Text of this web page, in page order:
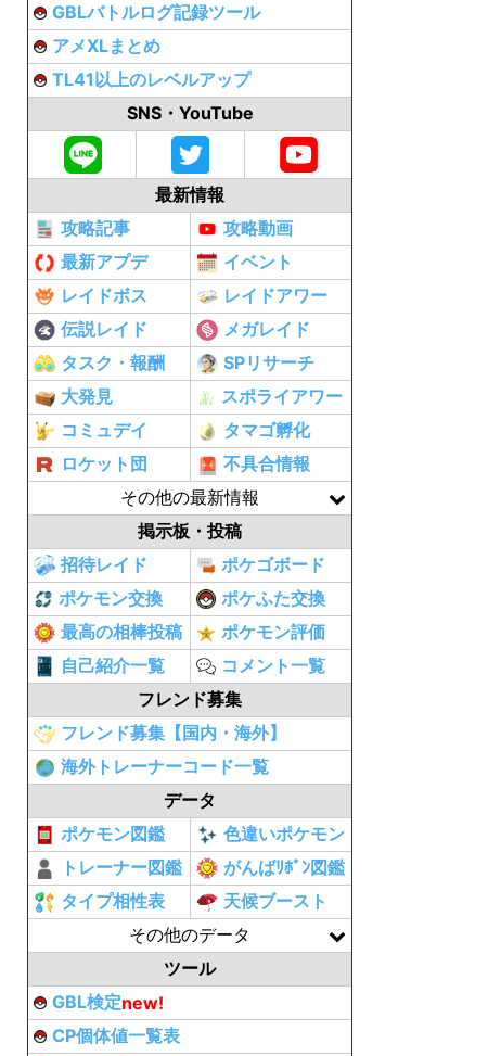
GBLバトルログ記録ツール
アメXLまとめ
TL41以上のレベルアップ
SNS・YouTube
最新情報
攻略記事
攻略動画
最新アプデ
イベント
レイドボス
レイドアワー
伝説レイド
メガレイド
タスク・報酬
SPリサーチ
大発見
スポライアワー
コミュデイ
タマゴ孵化
ロケット団
不具合情報
その他の最新情報
掲示板・投稿
招待レイド
ポケゴボード
ポケモン交換
ポケふた交換
最高の相棒投稿
ポケモン評価
自己紹介一覧
コメント一覧
フレンド募集
フレンド募集【国内・海外】
海外トレーナーコード一覧
データ
ポケモン図鑑
色違いポケモン
トレーナー図鑑
がんばﾘﾎﾞﾝ図鑑
タイプ相性表
天候ブースト
その他のデータ
ツール
GBL検定new!
CP個体値一覧表